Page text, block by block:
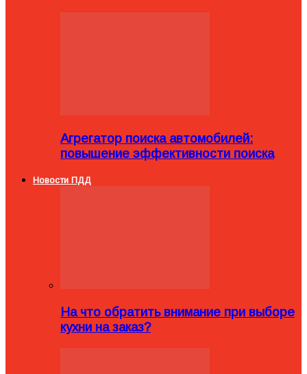
Агрегатор поиска автомобилей:
повышение эффективности поиска
Новости ПДД
На что обратить внимание при выборе
кухни на заказ?